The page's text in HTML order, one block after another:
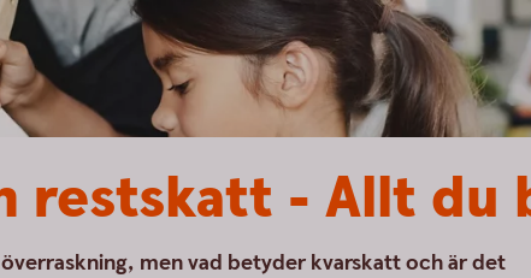
restskatt - Allt du
men vad betyder kvarskatt och är det